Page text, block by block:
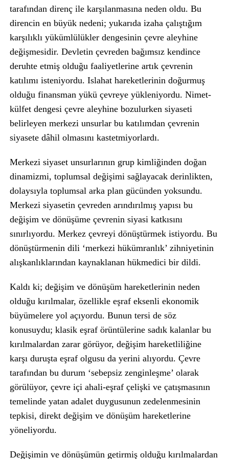
tarafından direnç ile karşılanmasına neden oldu. Bu
direncin en büyük nedeni; yukarıda izaha çalıştığım
karşılıklı yükümlülükler dengesinin çevre aleyhine
değişmesidir. Devletin çevreden bağımsız kendince
deruhte etmiş olduğu faaliyetlerine artık çevrenin
katılımı isteniyordu. Islahat hareketlerinin doğurmuş
olduğu finansman yükü çevreye yükleniyordu. Nimet-
külfet dengesi çevre aleyhine bozulurken siyaseti
belirleyen merkezi unsurlar bu katılımdan çevrenin
siyasete dâhil olmasını kastetmiyorlardı.
Merkezi siyaset unsurlarının grup kimliğinden doğan
dinamizmi, toplumsal değişimi sağlayacak derinlikten,
dolaysıyla toplumsal arka plan gücünden yoksundu.
Merkezi siyasetin çevreden arındırılmış yapısı bu
değişim ve dönüşüme çevrenin siyasi katkısını
sınırlıyordu. Merkez çevreyi dönüştürmek istiyordu. Bu
dönüştürmenin dili ‘merkezi hükümranlık’ zihniyetinin
alışkanlıklarından kaynaklanan hükmedici bir dildi.
Kaldı ki; değişim ve dönüşüm hareketlerinin neden
olduğu kırılmalar, özellikle eşraf eksenli ekonomik
büyümelere yol açıyordu. Bunun tersi de söz
konusuydu; klasik eşraf örüntülerine sadık kalanlar bu
kırılmalardan zarar görüyor, değişim hareketliliğine
karşı duruşta eşraf olgusu da yerini alıyordu. Çevre
tarafından bu durum ‘sebepsiz zenginleşme’ olarak
görülüyor, çevre içi ahali-eşraf çelişki ve çatışmasının
temelinde yatan adalet duygusunun zedelenmesinin
tepkisi, direkt değişim ve dönüşüm hareketlerine
yöneliyordu.
Değişimin ve dönüşümün getirmiş olduğu kırılmalardan